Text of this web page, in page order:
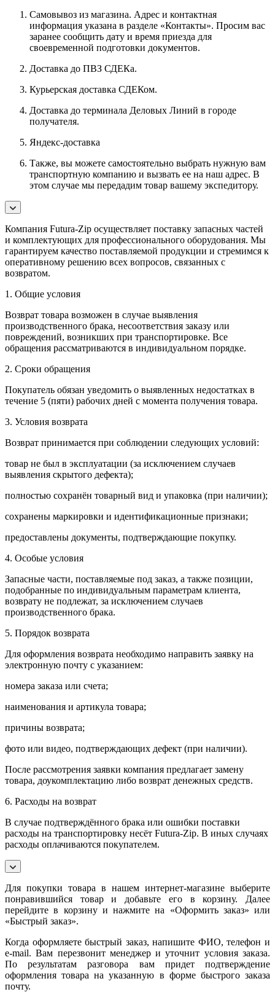
Самовывоз из магазина. Адрес и контактная
информация указана в разделе «Контакты». Просим вас
заранее сообщить дату и время приезда для
своевременной подготовки документов.
Доставка до ПВЗ СДЕКа.
Курьерская доставка СДЕКом.
Доставка до терминала Деловых Линий в городе
получателя.
Яндекс-доставка
Также, вы можете самостоятельно выбрать нужную вам
транспортную компанию и вызвать ее на наш адрес. В
этом случае мы передадим товар вашему экспедитору.
Компания Futura-Zip осуществляет поставку запасных частей
и комплектующих для профессионального оборудования. Мы
гарантируем качество поставляемой продукции и стремимся к
оперативному решению всех вопросов, связанных с
возвратом.
1. Общие условия
Возврат товара возможен в случае выявления
производственного брака, несоответствия заказу или
повреждений, возникших при транспортировке. Все
обращения рассматриваются в индивидуальном порядке.
2. Сроки обращения
Покупатель обязан уведомить о выявленных недостатках в
течение 5 (пяти) рабочих дней с момента получения товара.
3. Условия возврата
Возврат принимается при соблюдении следующих условий:
товар не был в эксплуатации (за исключением случаев
выявления скрытого дефекта);
полностью сохранён товарный вид и упаковка (при наличии);
сохранены маркировки и идентификационные признаки;
предоставлены документы, подтверждающие покупку.
4. Особые условия
Запасные части, поставляемые под заказ, а также позиции,
подобранные по индивидуальным параметрам клиента,
возврату не подлежат, за исключением случаев
производственного брака.
5. Порядок возврата
Для оформления возврата необходимо направить заявку на
электронную почту с указанием:
номера заказа или счета;
наименования и артикула товара;
причины возврата;
фото или видео, подтверждающих дефект (при наличии).
После рассмотрения заявки компания предлагает замену
товара, доукомплектацию либо возврат денежных средств.
6. Расходы на возврат
В случае подтверждённого брака или ошибки поставки
расходы на транспортировку несёт Futura-Zip. В иных случаях
расходы оплачиваются покупателем.
Для покупки товара в нашем интернет-магазине выберите
понравившийся товар и добавьте его в корзину. Далее
перейдите в корзину и нажмите на «Оформить заказ» или
«Быстрый заказ».
Когда оформляете быстрый заказ, напишите ФИО, телефон и
e-mail. Вам перезвонит менеджер и уточнит условия заказа.
По результатам разговора вам придет подтверждение
оформления товара на указанную в форме быстрого заказа
почту.